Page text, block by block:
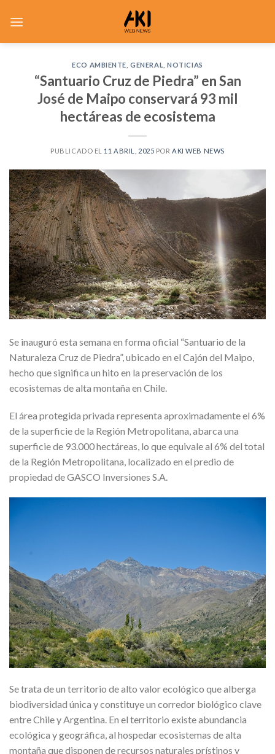
ECO AMBIENTE ,GENERAL ,NOTICIAS
“Santuario Cruz de Piedra” en San
José de Maipo conservará 93 mil
hectáreas de ecosistema
PUBLICADO EL 11 ABRIL, 2025 POR AKI WEB NEWS
Se inauguró esta semana en forma oficial “Santuario de la
Naturaleza Cruz de Piedra”, ubicado en el Cajón del Maipo,
hecho que significa un hito en la preservación de los
ecosistemas de alta montaña en Chile.
El área protegida privada representa aproximadamente el 6%
de la superficie de la Región Metropolitana, abarca una
superficie de 93.000 hectáreas, lo que equivale al 6% del total
de la Región Metropolitana, localizado en el predio de
propiedad de GASCO Inversiones S.A.
Se trata de un territorio de alto valor ecológico que alberga
biodiversidad única y constituye un corredor biológico clave
entre Chile y Argentina. En el territorio existe abundancia
ecológica y geográfica, al hospedar ecosistemas de alta
montaña que disponen de recursos naturales prístinos y